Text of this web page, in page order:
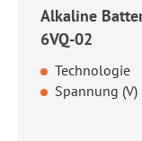
Alkaline
6VQ-02
Technologie
Spannung (V)